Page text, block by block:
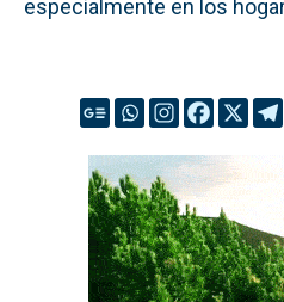
especialmente en los